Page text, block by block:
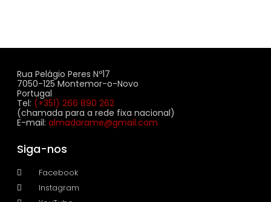
Rua Pelágio Peres Nº17
7050-125 Montemor-o-Novo
Portugal
Tel: (+351) 266 890 262
(chamada para a rede fixa nacional)
E-mail: almadarame@gmail.com
Siga-nos
Facebook
Instagram